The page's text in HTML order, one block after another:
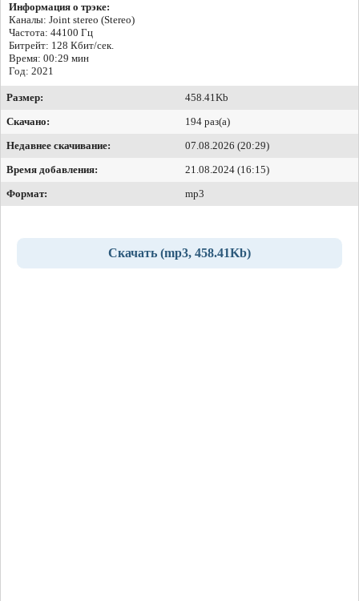
Информация о трэке:
Каналы: Joint stereo (Stereo)
Частота: 44100 Гц
Битрейт: 128 Кбит/сек.
Время: 00:29 мин
Год: 2021
Размер:
458.41Kb
Скачано:
194 раз(а)
Недавнее скачивание:
07.08.2026 (20:29)
Время добавления:
21.08.2024 (16:15)
Формат:
mp3
Скачать (mp3, 458.41Kb)